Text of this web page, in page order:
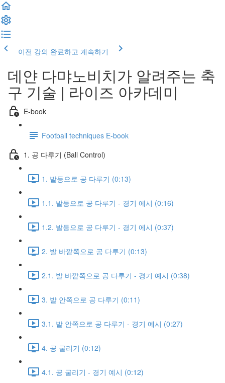
이전 강의 완료하고 계속하기
데얀 다먀노비치가 알려주는 축
구 기술 | 라이즈 아카데미
E-book
Football techniques E-book
1. 공 다루기 (Ball Control)
1. 발등으로 공 다루기 (0:13)
1.1. 발등으로 공 다루기 - 경기 에시 (0:16)
1.2. 발등으로 공 다루기 - 경기 에시 (0:37)
2. 발 바깥쪽으로 공 다루기 (0:13)
2.1. 발 바깥쪽으로 공 다루기 - 경기 예시 (0:38)
3. 발 안쪽으로 공 다루기 (0:11)
3.1. 발 안쪽으로 공 다루기 - 경기 예시 (0:27)
4. 공 굴리기 (0:12)
4.1. 공 굴리기 - 경기 예시 (0:12)